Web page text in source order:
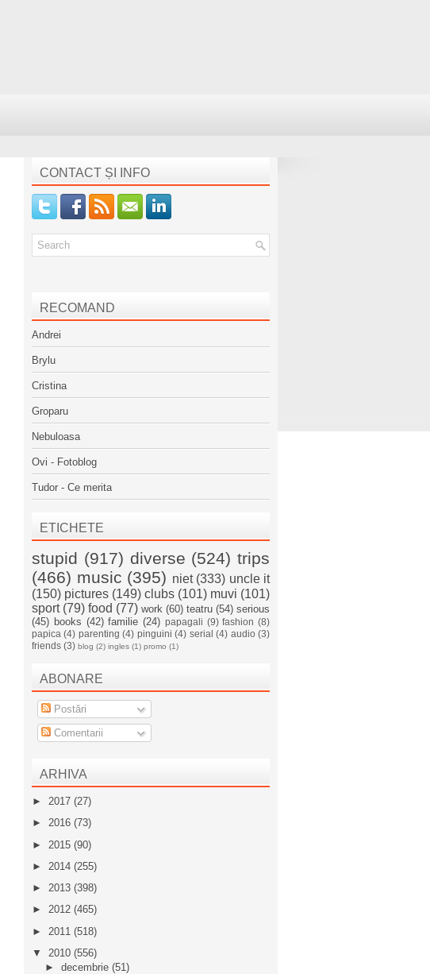
CONTACT ȘI INFO
RECOMAND
Andrei
Brylu
Cristina
Groparu
Nebuloasa
Ovi - Fotoblog
Tudor - Ce merita
ETICHETE
stupid (917) diverse (524) trips
(466) music (395) niet (333) uncle it
(150) pictures (149) clubs (101) muvi (101)
sport (79) food (77) work (60) teatru (54) serious
(45) books (42) familie (24) papagali (9) fashion (8)
papica (4) parenting (4) pinguini (4) serial (4) audio (3)
friends (3) blog (2) ingles (1) promo (1)
ABONARE
Postări
Comentarii
ARHIVA
► 2017 (27)
► 2016 (73)
► 2015 (90)
► 2014 (255)
► 2013 (398)
► 2012 (465)
► 2011 (518)
▼ 2010 (556)
► decembrie (51)